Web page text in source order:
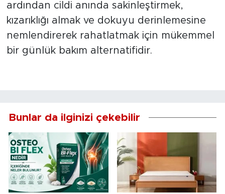
ardından cildi anında sakinleştirmek,
kızarıklığı almak ve dokuyu derinlemesine
nemlendirerek rahatlatmak için mükemmel
bir günlük bakım alternatifidir.
Bunlar da ilginizi çekebilir